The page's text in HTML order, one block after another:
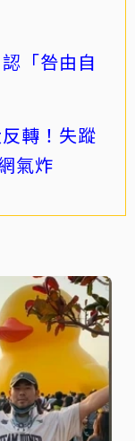
「咎由自
轉！失蹤
氣炸